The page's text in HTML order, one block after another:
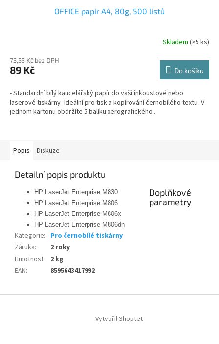
OFFICE papír A4, 80g, 500 listů
Skladem (>5 ks)
73,55 Kč bez DPH
89 Kč Do košíku
- Standardní bílý kancelářský papír do vaší inkoustové nebo
laserové tiskárny- Ideální pro tisk a kopírování černobílého textu- V
jednom kartonu obdržíte 5 balíku xerografického...
Popis Diskuze
Detailní popis produktu
HP LaserJet Enterprise M830
HP LaserJet Enterprise M806
HP LaserJet Enterprise M806x
HP LaserJet Enterprise M806dn
Doplňkové
parametry
Kategorie: Pro černobílé tiskárny
Záruka:
2 roky
Hmotnost:
2 kg
EAN: 8595643417992
Vytvořil Shoptet